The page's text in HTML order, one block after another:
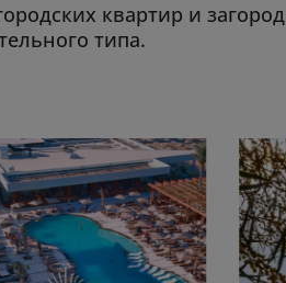
квартир и
типа.